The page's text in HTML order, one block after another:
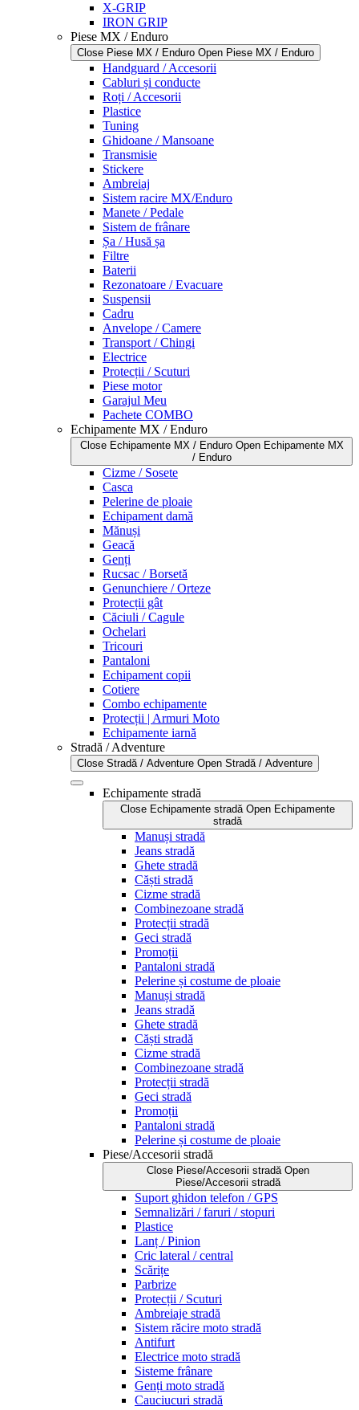
X-GRIP
IRON GRIP
Piese MX / Enduro
Close Piese MX / Enduro Open Piese MX / Enduro
Handguard / Accesorii
Cabluri și conducte
Roți / Accesorii
Plastice
Tuning
Ghidoane / Mansoane
Transmisie
Stickere
Ambreiaj
Sistem racire MX/Enduro
Manete / Pedale
Sistem de frânare
Șa / Husă șa
Filtre
Baterii
Rezonatoare / Evacuare
Suspensii
Cadru
Anvelope / Camere
Transport / Chingi
Electrice
Protecții / Scuturi
Piese motor
Garajul Meu
Pachete COMBO
Echipamente MX / Enduro
Close Echipamente MX / Enduro Open Echipamente MX
/ Enduro
Cizme / Sosete
Casca
Pelerine de ploaie
Echipament damă
Mănuși
Geacă
Genți
Rucsac / Borsetă
Genunchiere / Orteze
Protecții gât
Căciuli / Cagule
Ochelari
Tricouri
Pantaloni
Echipament copii
Cotiere
Combo echipamente
Protecții | Armuri Moto
Echipamente iarnă
Stradă / Adventure
Close Stradă / Adventure Open Stradă / Adventure
Echipamente stradă
Close Echipamente stradă Open Echipamente
stradă
Manuși stradă
Jeans stradă
Ghete stradă
Căști stradă
Cizme stradă
Combinezoane stradă
Protecții stradă
Geci stradă
Promoții
Pantaloni stradă
Pelerine și costume de ploaie
Manuși stradă
Jeans stradă
Ghete stradă
Căști stradă
Cizme stradă
Combinezoane stradă
Protecții stradă
Geci stradă
Promoții
Pantaloni stradă
Pelerine și costume de ploaie
Piese/Accesorii stradă
Close Piese/Accesorii stradă Open
Piese/Accesorii stradă
Suport ghidon telefon / GPS
Semnalizări / faruri / stopuri
Plastice
Lanț / Pinion
Cric lateral / central
Scărițe
Parbrize
Protecții / Scuturi
Ambreiaje stradă
Sistem răcire moto stradă
Antifurt
Electrice moto stradă
Sisteme frânare
Genți moto stradă
Cauciucuri stradă